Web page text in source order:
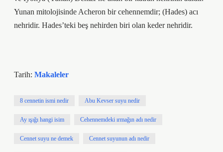
Yunan mitolojisinde Acheron bir cehennemdir; (Hades) acı
nehridir. Hades’teki beş nehirden biri olan keder nehridir.
Tarih: Makaleler
8 cennetin ismi nedir Abu Kevser suyu nedir
Ay ışığı hangi isim Cehennemdeki ırmağın adı nedir
Cennet suyu ne demek Cennet suyunun adı nedir